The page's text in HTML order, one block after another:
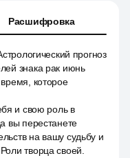
Расшифровка
прогноз
знака рак июнь
которое
и свою роль в
вы перестанете
на вашу судьбу и
творца своей.